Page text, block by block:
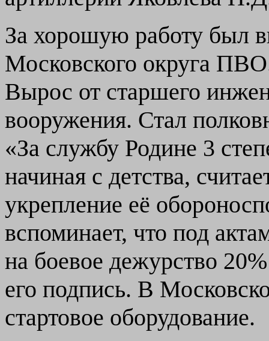
За хорошую работу был
Московского округа
Вырос от старшего
вооружения. Стал
«За службу Родине 3
начиная с детства,
укрепление её
вспоминает, что под
на боевое дежурство
его подпись. В
стартовое оборудование.